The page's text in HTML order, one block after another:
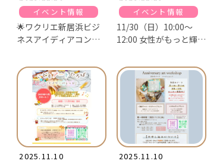
イベント情報
🌟ワクリエ新居浜ビジ
ネスアイディアコンテ
す！！🌟
イベント情報
11/30（日）10:00〜
12:00 女性がもっと輝い
ャルデー🩷💜🩵💚🧡❤️
2025.11.10
2025.11.10